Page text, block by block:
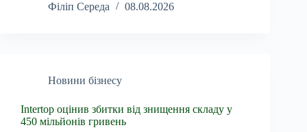
Філіп Середа
08.08.2026
Новини бізнесу
Intertop оцінив збитки від знищення складу у
450 мільйонів гривень